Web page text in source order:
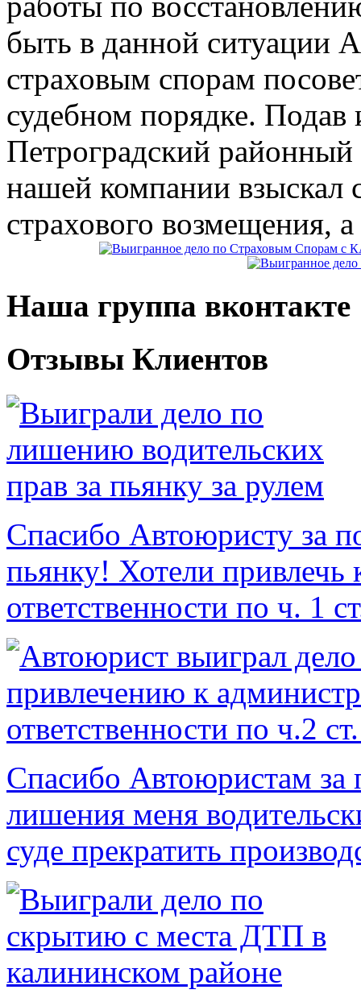
быть в данной ситуации
страховым спорам
судебном порядке. Подав
Петроградский районный
нашей компании
страхового возмещения,
Наша группа вконтакте
Отзывы Клиентов
Спасибо Автоюристу за
пьянку! Хотели привлечь
ответственности по ч. 1
Спасибо Автоюристам за
лишения меня
суде прекратить